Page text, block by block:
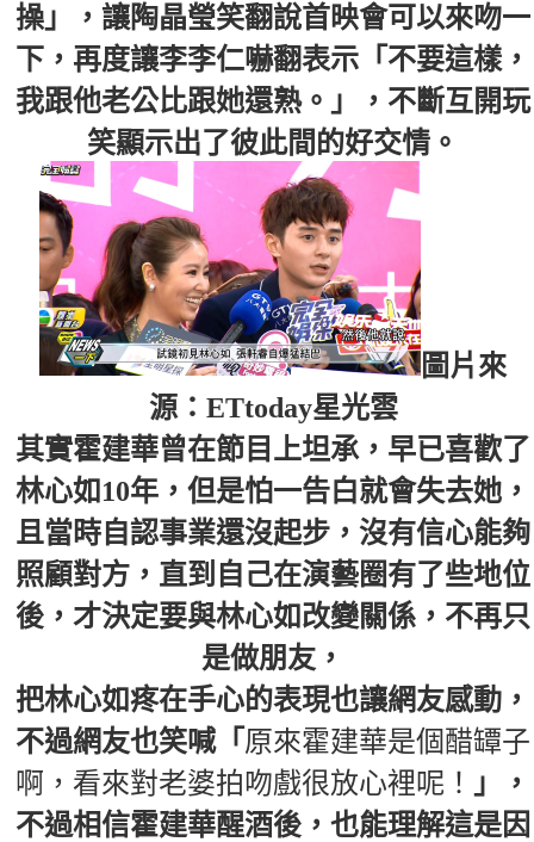
操」，讓陶晶瑩笑翻說首映會可以來吻一
下，再度讓李李仁嚇翻表示「不要這樣，
我跟他老公比跟她還熟。」，不斷互開玩
笑顯示出了彼此間的好交情。
圖片來
源：ETtoday星光雲
其實霍建華曾在節目上坦承，早已喜歡了
林心如10年，但是怕一告白就會失去她，
且當時自認事業還沒起步，沒有信心能夠
照顧對方，直到自己在演藝圈有了些地位
後，才決定要與林心如改變關係，不再只
是做朋友，
把林心如疼在手心的表現也讓網友感動，
不過網友也笑喊「 原來霍建華是個醋罈子
啊，看來對老婆拍吻戲很放心裡呢！
」，
不過相信霍建華醒酒後，也能理解這是因